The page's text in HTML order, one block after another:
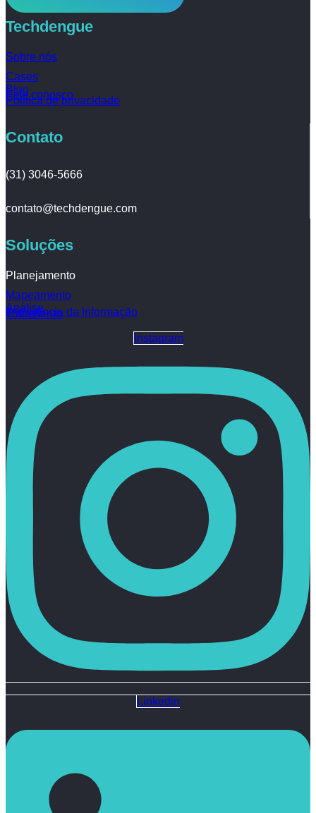
Techdengue
Sobre nós
Cases
Blog
Fale conosco
Política de privacidade
Contato
(31) 3046-5666
contato@techdengue.com
Soluções
Planejamento
Mapeamento
Análise
Tratamento
Inteligência da Informação
Instagram
Linkedin